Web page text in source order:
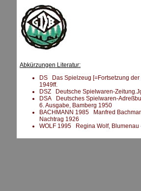
Abkürzungen Literatur:
DS Das Spielzeug [=Fortsetzung der
1949ff.
DSZ Deutsche Spielwaren-
DSA Deutsches Spielwaren-
6. Ausgabe, Bamberg 1950
BACHMANN 1985 Manfred
Nachtrag 1926
WOLF 1995 Regina Wolf, Blumenau